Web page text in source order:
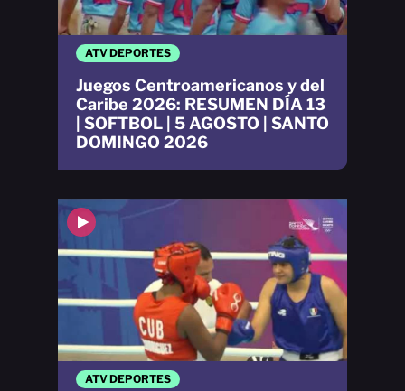
ATV DEPORTES
ATV DEPORTES
Juegos Centroamericanos y del
Caribe 2026: RESUMEN DÍA 13
| SOFTBOL | 5 AGOSTO | SANTO
DOMINGO 2026